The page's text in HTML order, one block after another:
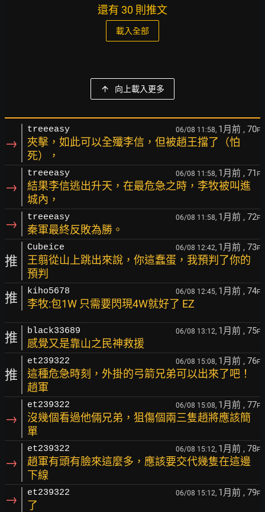
還有 30 則推文
載入全部
向上載入更多
→
treeeasy 06/08 11:58, 1月前 , 70F
夾擊，如此可以全殲李信，但被趙王擋了（怕
死），
→
treeeasy 06/08 11:58, 1月前 , 71 F
結果李信逃出升天，在最危急之時，李牧被叫進
城內，
→ treeeasy 06/08 11:58, 1月前 , 72F
秦軍最終反敗為勝。
推
Cubeice 06/08 12:42, 1月前 , 73F
王翦從山上跳出來說，你這蠢蛋，我預判了你的
預判
推 kiho5678 06/08 12:45, 1月前 , 74F
李牧:包1W 只需要閃現4W就好了 EZ
推 black33689 06/08 13:12, 1月前 , 75F
感覺又是靠山之民神救援
推
et239322 06/08 15:08, 1月前 , 76F
這種危急時刻，外掛的弓箭兄弟可以出來了吧！
趙軍
→
et239322 06/08 15:08, 1月前 , 77F
沒幾個看過他倆兄弟，狙傷個兩三隻趙將應該簡
單
→
et239322 06/08 15:12, 1月前 , 78F
趙軍有頭有臉來這麼多，應該要交代幾隻在這邊
下線
→ et239322 06/08 15:12, 1月前 , 79F
了